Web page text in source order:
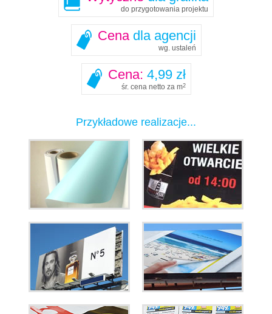
do przygotowania projektu
Cena dla agencji
wg. ustaleń
Cena: 4,99 zł
śr. cena netto za m2
Przykładowe realizacje...